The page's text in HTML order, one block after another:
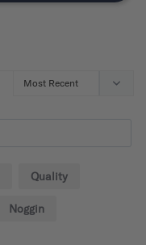
Quality
Noggin